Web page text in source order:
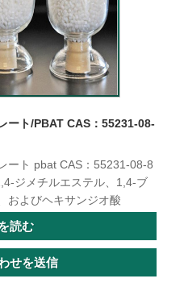
ート/PBAT CAS：55231-08-
ート pbat CAS：55231-08-8
ジメチルエステル、1,4-ブ
およびヘキサンジオ酸
読む
せを送信